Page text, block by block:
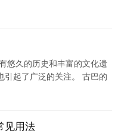
悠久的历史和丰富的文化遗
引起了广泛的关注。 古巴的
见用法